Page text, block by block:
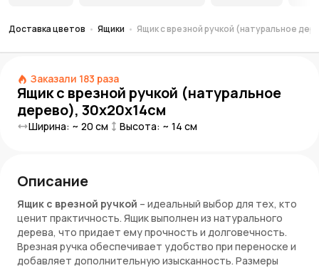
Доставка цветов Ящики Ящик с врезной ручкой (натуральное
Заказали 183 раза
Ящик с врезной ручкой (натуральное
дерево), 30х20х14см
Ширина: ~ 20 см Высота: ~ 14 см
Описание
Ящик с врезной ручкой – идеальный выбор для тех, кто
ценит практичность. Ящик выполнен из натурального
дерева, что придает ему прочность и долговечность.
Врезная ручка обеспечивает удобство при переноске и
добавляет дополнительную изысканность. Размеры